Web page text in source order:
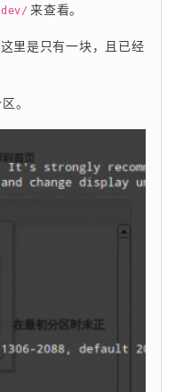
来查看。
里是只有一块，且已经
。